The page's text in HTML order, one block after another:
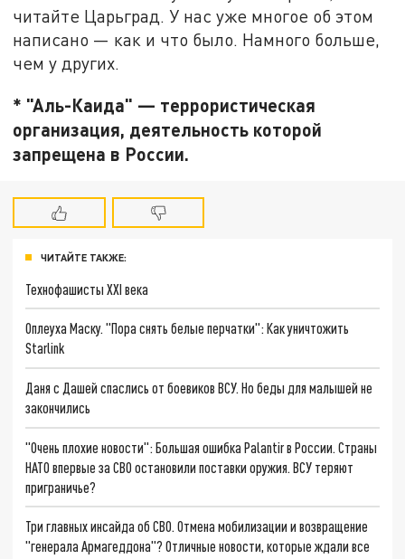
читайте Царьград. У нас уже многое об этом
написано — как и что было. Намного больше,
чем у других.
* "Аль-Каида" — террористическая
организация, деятельность которой
запрещена в России.
ЧИТАЙТЕ ТАКЖЕ:
Технофашисты XXI века
Оплеуха Маску. "Пора снять белые перчатки": Как уничтожить
Starlink
Даня с Дашей спаслись от боевиков ВСУ. Но беды для малышей не
закончились
"Очень плохие новости": Большая ошибка Palantir в России. Страны
НАТО впервые за СВО остановили поставки оружия. ВСУ теряют
приграничье?
Три главных инсайда об СВО. Отмена мобилизации и возвращение
"генерала Армагеддона"? Отличные новости, которые ждали все